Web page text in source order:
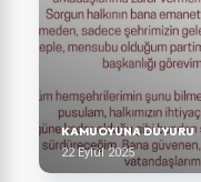
KAMUOYUNA DUYURU
22 Eylül 2025